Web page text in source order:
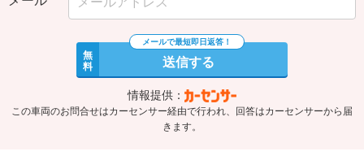
無
料 送信する
情報提供：
この車両のお問合せはカーセンサー経由で行われ、回答はカーセンサーから届
きます。